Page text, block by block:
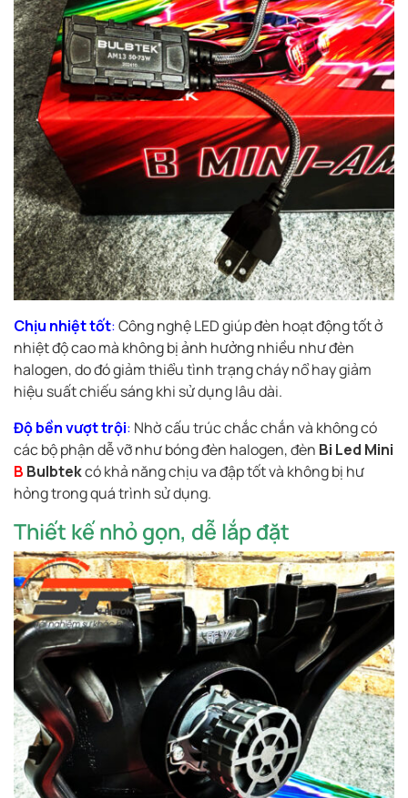
Chịu nhiệt tốt:Công nghệ LED giúp đèn hoạt động tốt ở
nhiệt độ cao mà không bị ảnh hưởng nhiều như đèn
halogen, do đó giảm thiểu tình trạng cháy nổ hay giảm
hiệu suất chiếu sáng khi sử dụng lâu dài.
Độ bền vượt trội: Nhờ cấu trúc chắc chắn và không có
các bộ phận dễ vỡ như bóng đèn halogen, đèn Bi Led Mini
B Bulbtekcó khả năng chịu va đập tốt và không bị hư
hỏng trong quá trình sử dụng.
Thiết kế nhỏ gọn, dễ lắp đặt